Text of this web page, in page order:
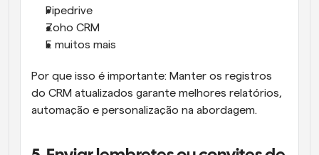
Pipedrive
Zoho CRM
E muitos mais
Por que isso é importante: Manter os registros
do CRM atualizados garante melhores relatórios,
automação e personalização na abordagem.